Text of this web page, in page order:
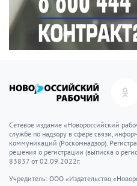
Сетевое издание «Новороссийский
службе по надзору в сфере связи,
коммуникаций (Роскомнадзор).
решения о регистрации (выписка о
83837 от 02.09.2022г.
Учредитель: ООО «Издательство